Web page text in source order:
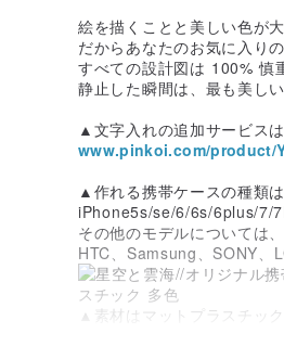
絵を描くことと美しい色が
だからあなたのお気に入り
すべての設計図は 100% 慎
静止した瞬間は、最も美し
▲文字入れの追加サービス
www.pinkoi.com/product/
▲作れる携帯ケースの種類は
iPhone5s/se/6/6s/6plus/7/
その他のモデルについては
HTC、Samsung、SONY、
▲素材はマットプラスチッ
3Dフルカバレッジプリン